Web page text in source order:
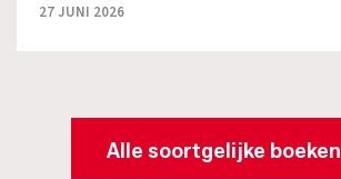
27 JUNI 2026
Alle soortgelijke boeken